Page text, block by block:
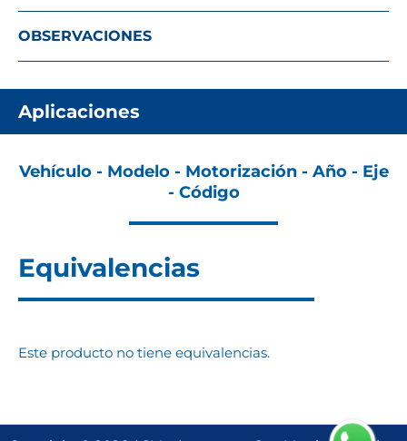
OBSERVACIONES
Aplicaciones
Vehículo - Modelo - Motorización - Año - Eje
- Código
Equivalencias
Este producto no tiene equivalencias.